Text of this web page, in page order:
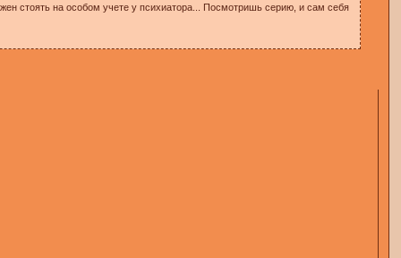
стоять на особом учете у психиатора... Посмотришь серию, и сам себя